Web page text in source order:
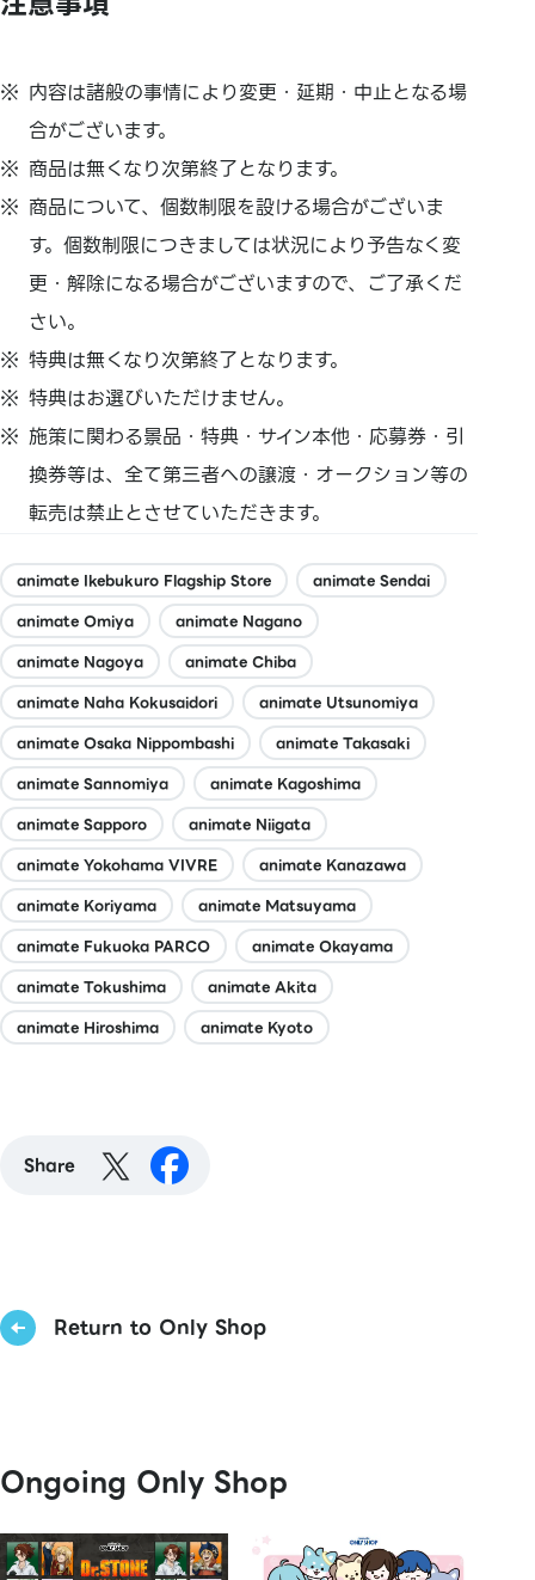
内容は諸般の事情により変更・延期・中止となる場
合がございます。
商品は無くなり次第終了となります。
商品について、個数制限を設ける場合がございま
す。個数制限につきましては状況により予告なく変
更・解除になる場合がございますので、ご了承くだ
さい。
特典は無くなり次第終了となります。
特典はお選びいただけません。
施策に関わる景品・特典・サイン本他・応募券・引
換券等は、全て第三者への譲渡・オークション等の
転売は禁止とさせていただきます。
animate Ikebukuro Flagship Store
animate Sendai
animate Omiya
animate Nagano
animate Nagoya
animate Chiba
animate Naha Kokusaidori
animate Utsunomiya
animate Osaka Nippombashi
animate Takasaki
animate Sannomiya
animate Kagoshima
animate Sapporo
animate Niigata
animate Yokohama VIVRE
animate Kanazawa
animate Koriyama
animate Matsuyama
animate Fukuoka PARCO
animate Okayama
animate Tokushima
animate Akita
animate Hiroshima
animate Kyoto
Share
Return to Only Shop
Ongoing Only Shop